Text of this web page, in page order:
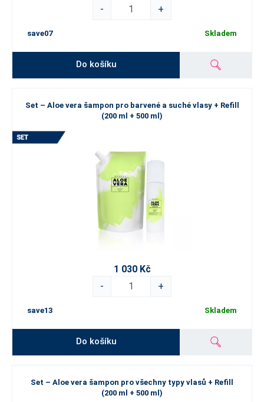
-
+
save07 Skladem
Do košíku
Set – Aloe vera šampon pro barvené a suché vlasy + Refill
(200 ml + 500 ml)
1 030 Kč
-
+
save13 Skladem
Do košíku
Set – Aloe vera šampon pro všechny typy vlasů + Refill
(200 ml + 500 ml)